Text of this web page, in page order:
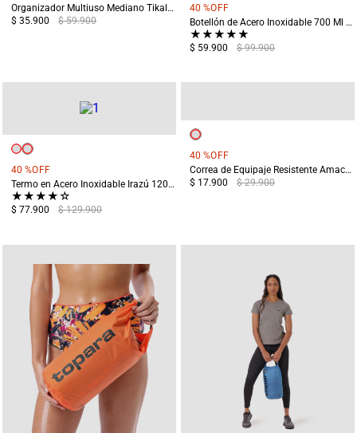
Organizador Multiuso Mediano Tikal Naranja
$ 35.900
$ 59.900
40 %OFF
Botellón de Acero Inoxidable 700 Ml Irazu Azul
★★★★★
$ 59.900 $ 99.900
40 %OFF
Termo en Acero Inoxidable Irazú 1200 ml Naranja
★★★★☆
$ 77.900 $ 129.900
40 %OFF
Correa de Equipaje Resistente Amacayacu Gris
$ 17.900
$ 29.900